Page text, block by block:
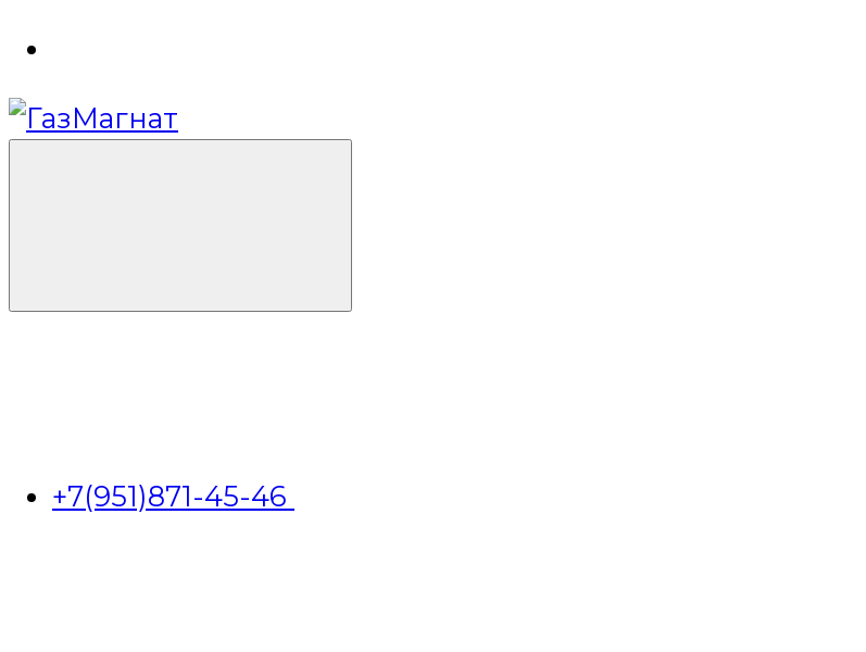
+7(951)871-45-46